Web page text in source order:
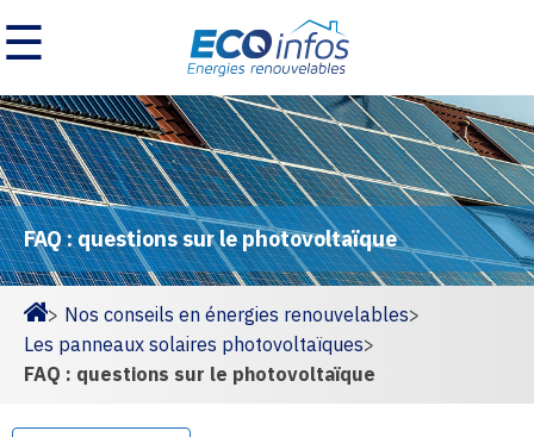
☰
FAQ : questions sur le photovoltaïque
Homepage
> Nos conseils en énergies renouvelables>
Les panneaux solaires photovoltaïques>
FAQ : questions sur le photovoltaïque